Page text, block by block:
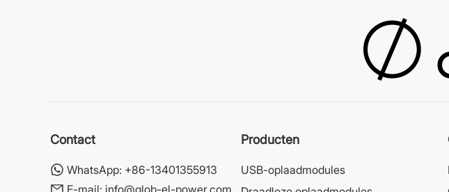
Contact
WhatsApp: +86-13401355913
E-mail: info@glob-el-power.com
Producten
USB-oplaadmodules